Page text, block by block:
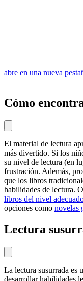
abre en una nueva
Cómo
El material de lectura
más divertido. Si los
su nivel de lectura (en
frustración. Además,
que los libros
habilidades de lectura.
libros del nivel
opciones como novelas
Lectura
La lectura susurrada es